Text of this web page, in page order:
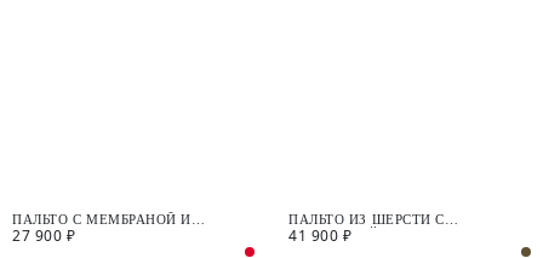
ПАЛЬТО С МЕМБРАНОЙ И
УТЕПЛИТЕЛЕМ
27 900 ₽
ПАЛЬТО ИЗ ШЕРСТИ С
МЕМБРАНОЙ
41 900 ₽